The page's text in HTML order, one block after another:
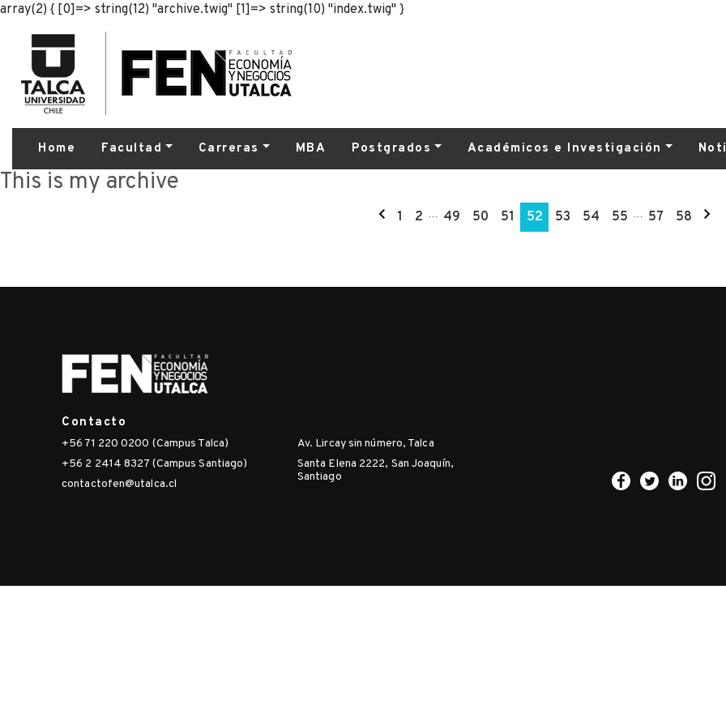
array(2) { [0]=> string(12) "archive.twig" [1]=> string(10) "index.twig" }
Home Facultad Carreras MBA Postgrados Académicos e Investigación
This is my archive
1 2 … 49 50 51 52 53 54 55 … 57 58
Contacto
+56 71 220 0200 (Campus Talca)
+56 2 2414 8327 (Campus Santiago)
contactofen@utalca.cl
Av. Lircay sin número, Talca
Santa Elena 2222, San Joaquín,
Santiago